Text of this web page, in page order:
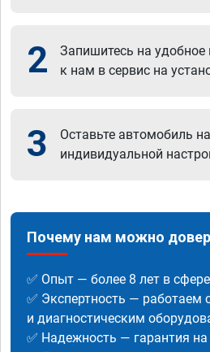
2
Запишитесь на
к нам в сервис на
3
Оставьте автомобиль
индивидуальной
Почему нам можно
✅ Опыт — более 8 лет в
✅ Экспертность —
и диагностическим
✅ Надежность — гарантия